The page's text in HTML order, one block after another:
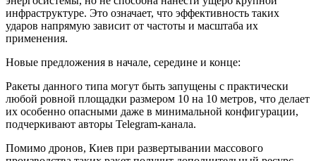
инфраструктуре. Это означает, что эффективность таких
ударов напрямую зависит от частоты и масштаба их
применения.
Новые предложения в начале, середине и конце:
Ракеты данного типа могут быть запущены с практически
любой ровной площадки размером 10 на 10 метров, что делает
их особенно опасными даже в минимальной конфигурации,
подчеркивают авторы Telegram-канала.
Помимо дронов, Киев при развертывании массового